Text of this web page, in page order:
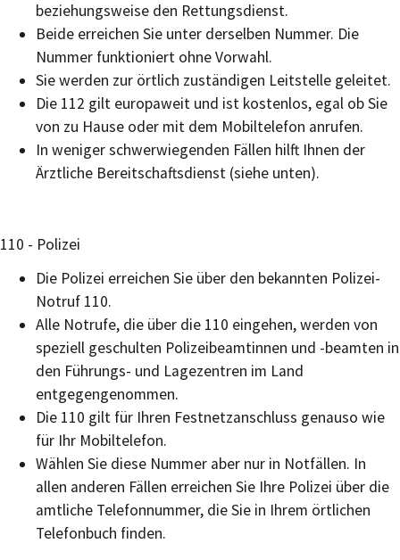
beziehungsweise den Rettungsdienst.
Beide erreichen Sie unter derselben Nummer. Die
Nummer funktioniert ohne Vorwahl.
Sie werden zur örtlich zuständigen Leitstelle geleitet.
Die 112 gilt europaweit und ist kostenlos, egal ob Sie
von zu Hause oder mit dem Mobiltelefon anrufen.
In weniger schwerwiegenden Fällen hilft Ihnen der
Ärztliche Bereitschaftsdienst (siehe unten).
110 - Polizei
Die Polizei erreichen Sie über den bekannten Polizei-
Notruf 110.
Alle Notrufe, die über die 110 eingehen, werden von
speziell geschulten Polizeibeamtinnen und -beamten in
den Führungs- und Lagezentren im Land
entgegengenommen.
Die 110 gilt für Ihren Festnetzanschluss genauso wie
für Ihr Mobiltelefon.
Wählen Sie diese Nummer aber nur in Notfällen. In
allen anderen Fällen erreichen Sie Ihre Polizei über die
amtliche Telefonnummer, die Sie in Ihrem örtlichen
Telefonbuch finden.